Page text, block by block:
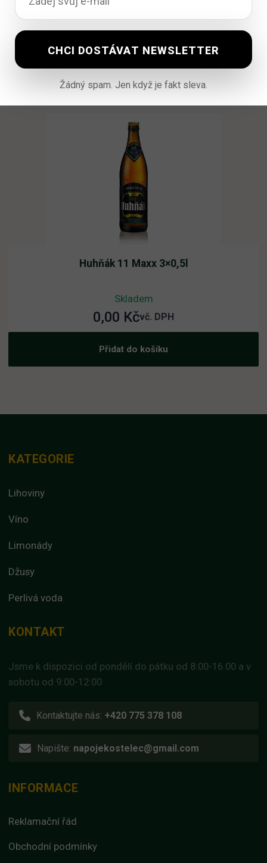
Vyprodáno
29,85Kčvč. DPH
Čtěte více
Huhňák 11 Maxx 3×0,5l
Skladem
0,00 Kčvč. DPH
Přidat do košíku
KATEGORIE
Lihoviny
Víno
Limonády
Džusy
Perlivá voda
KONTAKT
Jsme k dispozici od pondělí do pátku od 8:00-16.00 a v
sobotu od 9:00-12:00
Kontaktujte nás: +420 775 378 108
Napište: napojekostelec@gmail.com
INFORMACE
Reklamační řád
Obchodní podmínky
Žádný spam. Jen když je fakt sleva.